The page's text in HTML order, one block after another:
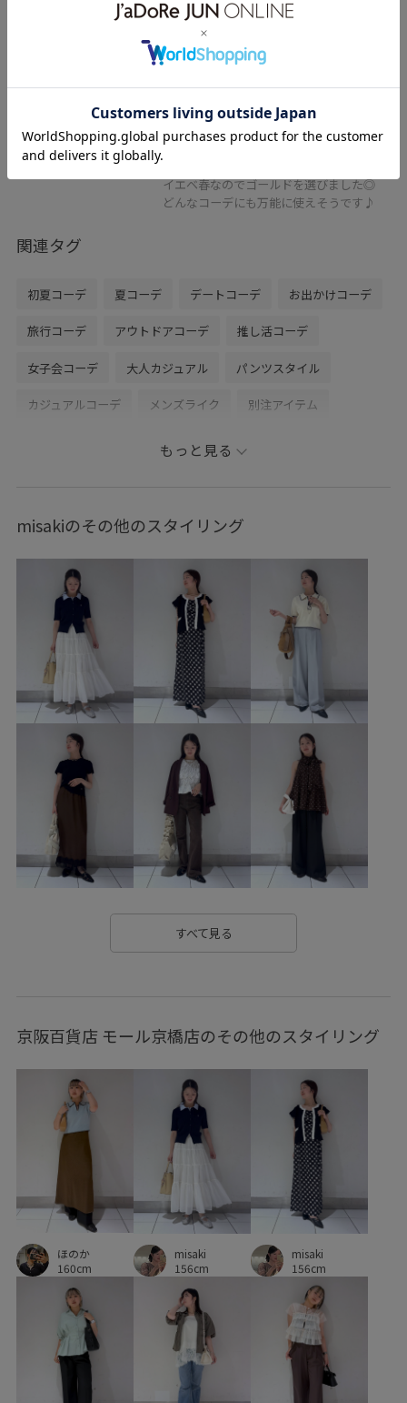
VIS
ハートリングトップチェーンネッ
クレス
ゴールド / F
¥2,189
レビュー
イエベ春なのでゴールドを選びました◎
どんなコーデにも万能に使えそうです♪
関連タグ
初夏コーデ 夏コーデ デートコーデ お出かけコーデ
旅行コーデ アウトドアコーデ 推し活コーデ
女子会コーデ 大人カジュアル パンツスタイル
カジュアルコーデ メンズライク 別注アイテム
ナチュラル
ショルダーバッグ シューズ パンプス
BVX46040 26_31collaboration
ICEBEAUTY UVケア
vis_26ss_summergoods vis_26ss_summertops
vis_br31 vis_okazakisae_june vis_okazakisae_may
Wbag_pickup Wshoes_pickup きちんと感
さらっと着れる さらりとした インソール
オーバーサイズ カジュアル カットソー
カラーデニム クッション
コーディネートのアクセント サテン サングラス
スカート
ネイル フィット感 プリントTシャツ ベルト
ベーシック ポスター ポップ ポーチ マーブル
メッシュ ヴィンテージ ヴィンテージ感 伸縮性
大人っぽい 安定感 接触冷感
歩きやすい 洗濯機で洗える 程よい肉感
華やか 落ち感 薄手 透け感
もっと見る
misakiのその他のスタイリング
すべて見る
京阪百貨店 モール京橋店のその他のスタイリング
ほのか
160cm
misaki
156cm
misaki
156cm